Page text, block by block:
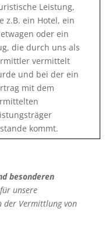
Leistung,
z.B. ein Hotel, ein
oder ein
die durch uns als
vermittelt
und bei der ein
mit dem
kommt.
besonderen
unsere
der Vermittlung von